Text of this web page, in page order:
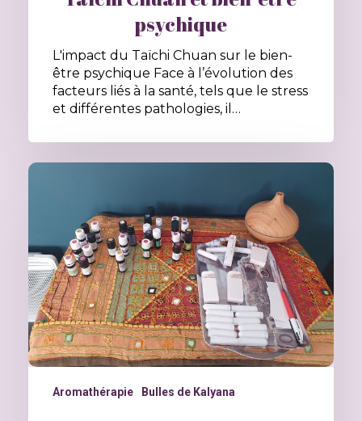
psychique
L'impact du Taïchi Chuan sur le bien-
être psychique Face à l’évolution des
facteurs liés à la santé, tels que le stress
et différentes pathologies, il…
Aromathérapie Bulles de Kalyana